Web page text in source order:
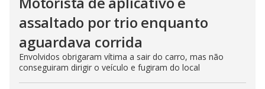
assaltado por trio enquanto
aguardava corrida
Envolvidos obrigaram vítima a sair do carro, mas não
conseguiram dirigir o veículo e fugiram do local